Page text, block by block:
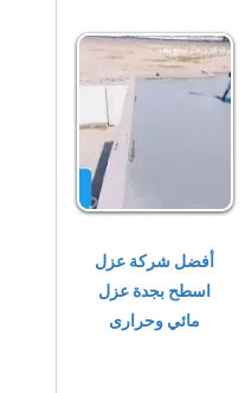
أفضل شركة عزل
اسطح بجدة عزل
مائي وحرارى